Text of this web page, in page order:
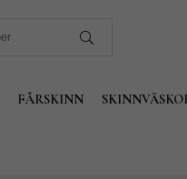
FÅRSKINN